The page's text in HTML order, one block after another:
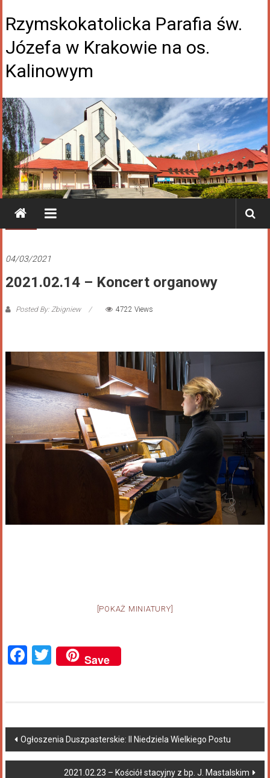
Rzymskokatolicka Parafia św.
Józefa w Krakowie na os.
Kalinowym
04/03/2021
2021.02.14 – Koncert organowy
Posted By: Zbigniew 4722 Views
[POKAŻ MINIATURY]
Facebook
Twitter
Save
Ogłoszenia Duszpasterskie: II Niedziela Wielkiego Postu
2021.02.23 – Kościół stacyjny z bp. J. Mastalskim